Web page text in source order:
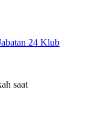
24 Klub
saat